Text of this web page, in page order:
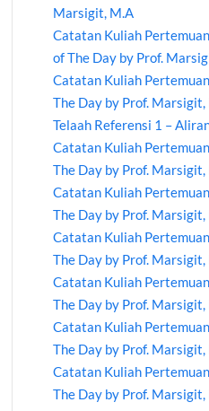
Marsigit, M.A
Catatan Kuliah
of The Day by Prof.
Catatan Kuliah
The Day by Prof. Marsigit,
Telaah Referensi 1 –
Catatan Kuliah
The Day by Prof. Marsigit,
Catatan Kuliah
The Day by Prof. Marsigit,
Catatan Kuliah
The Day by Prof. Marsigit,
Catatan Kuliah
The Day by Prof. Marsigit,
Catatan Kuliah
The Day by Prof. Marsigit,
Catatan Kuliah
The Day by Prof. Marsigit,